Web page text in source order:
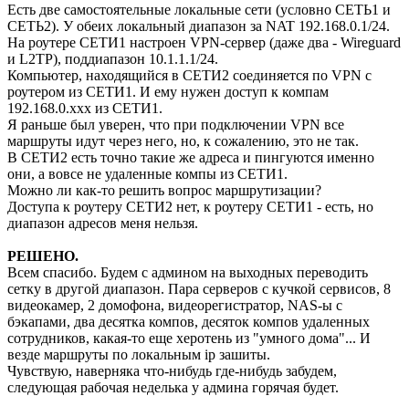
Есть две самостоятельные локальные сети (условно СЕТЬ1 и
СЕТЬ2). У обеих локальный диапазон за NAT 192.168.0.1/24.
На роутере СЕТИ1 настроен VPN-сервер (даже два - Wireguard
и L2TP), поддиапазон 10.1.1.1/24.
Компьютер, находящийся в СЕТИ2 соединяется по VPN с
роутером из СЕТИ1. И ему нужен доступ к компам
192.168.0.xxx из СЕТИ1.
Я раньше был уверен, что при подключении VPN все
маршруты идут через него, но, к сожалению, это не так.
В СЕТИ2 есть точно такие же адреса и пингуются именно
они, а вовсе не удаленные компы из СЕТИ1.
Можно ли как-то решить вопрос маршрутизации?
Доступа к роутеру СЕТИ2 нет, к роутеру СЕТИ1 - есть, но
диапазон адресов меня нельзя.
РЕШЕНО.
Всем спасибо. Будем с админом на выходных переводить
сетку в другой диапазон. Пара серверов с кучкой сервисов, 8
видеокамер, 2 домофона, видеорегистратор, NAS-ы с
бэкапами, два десятка компов, десяток компов удаленных
сотрудников, какая-то еще херотень из "умного дома"... И
везде маршруты по локальным ip зашиты.
Чувствую, наверняка что-нибудь где-нибудь забудем,
следующая рабочая неделька у админа горячая будет.